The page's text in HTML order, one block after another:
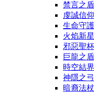
禁言之盾
虔誠信仰
生命守護
火焰新星
邪惡聖杯
巨龍之盾
時空結界
神隱之弓
暗裔法杖